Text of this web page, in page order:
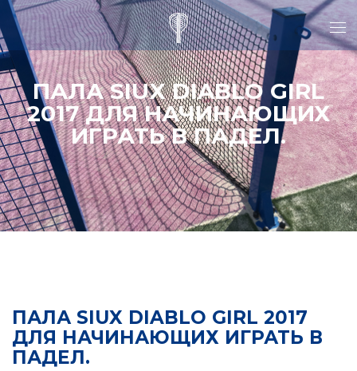
ПАЛА SIUX DIABLO GIRL
2017 ДЛЯ НАЧИНАЮЩИХ
ИГРАТЬ В ПАДЕЛ.
ПАЛА SIUX DIABLO GIRL 2017
ДЛЯ НАЧИНАЮЩИХ ИГРАТЬ В
ПАДЕЛ.